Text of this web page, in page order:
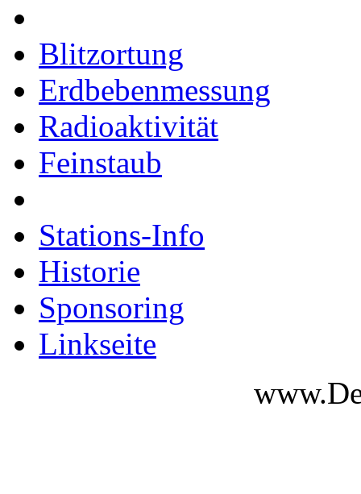
Blitzortung
Erdbebenmessung
Radioaktivität
Feinstaub
Stations-Info
Historie
Sponsoring
Linkseite